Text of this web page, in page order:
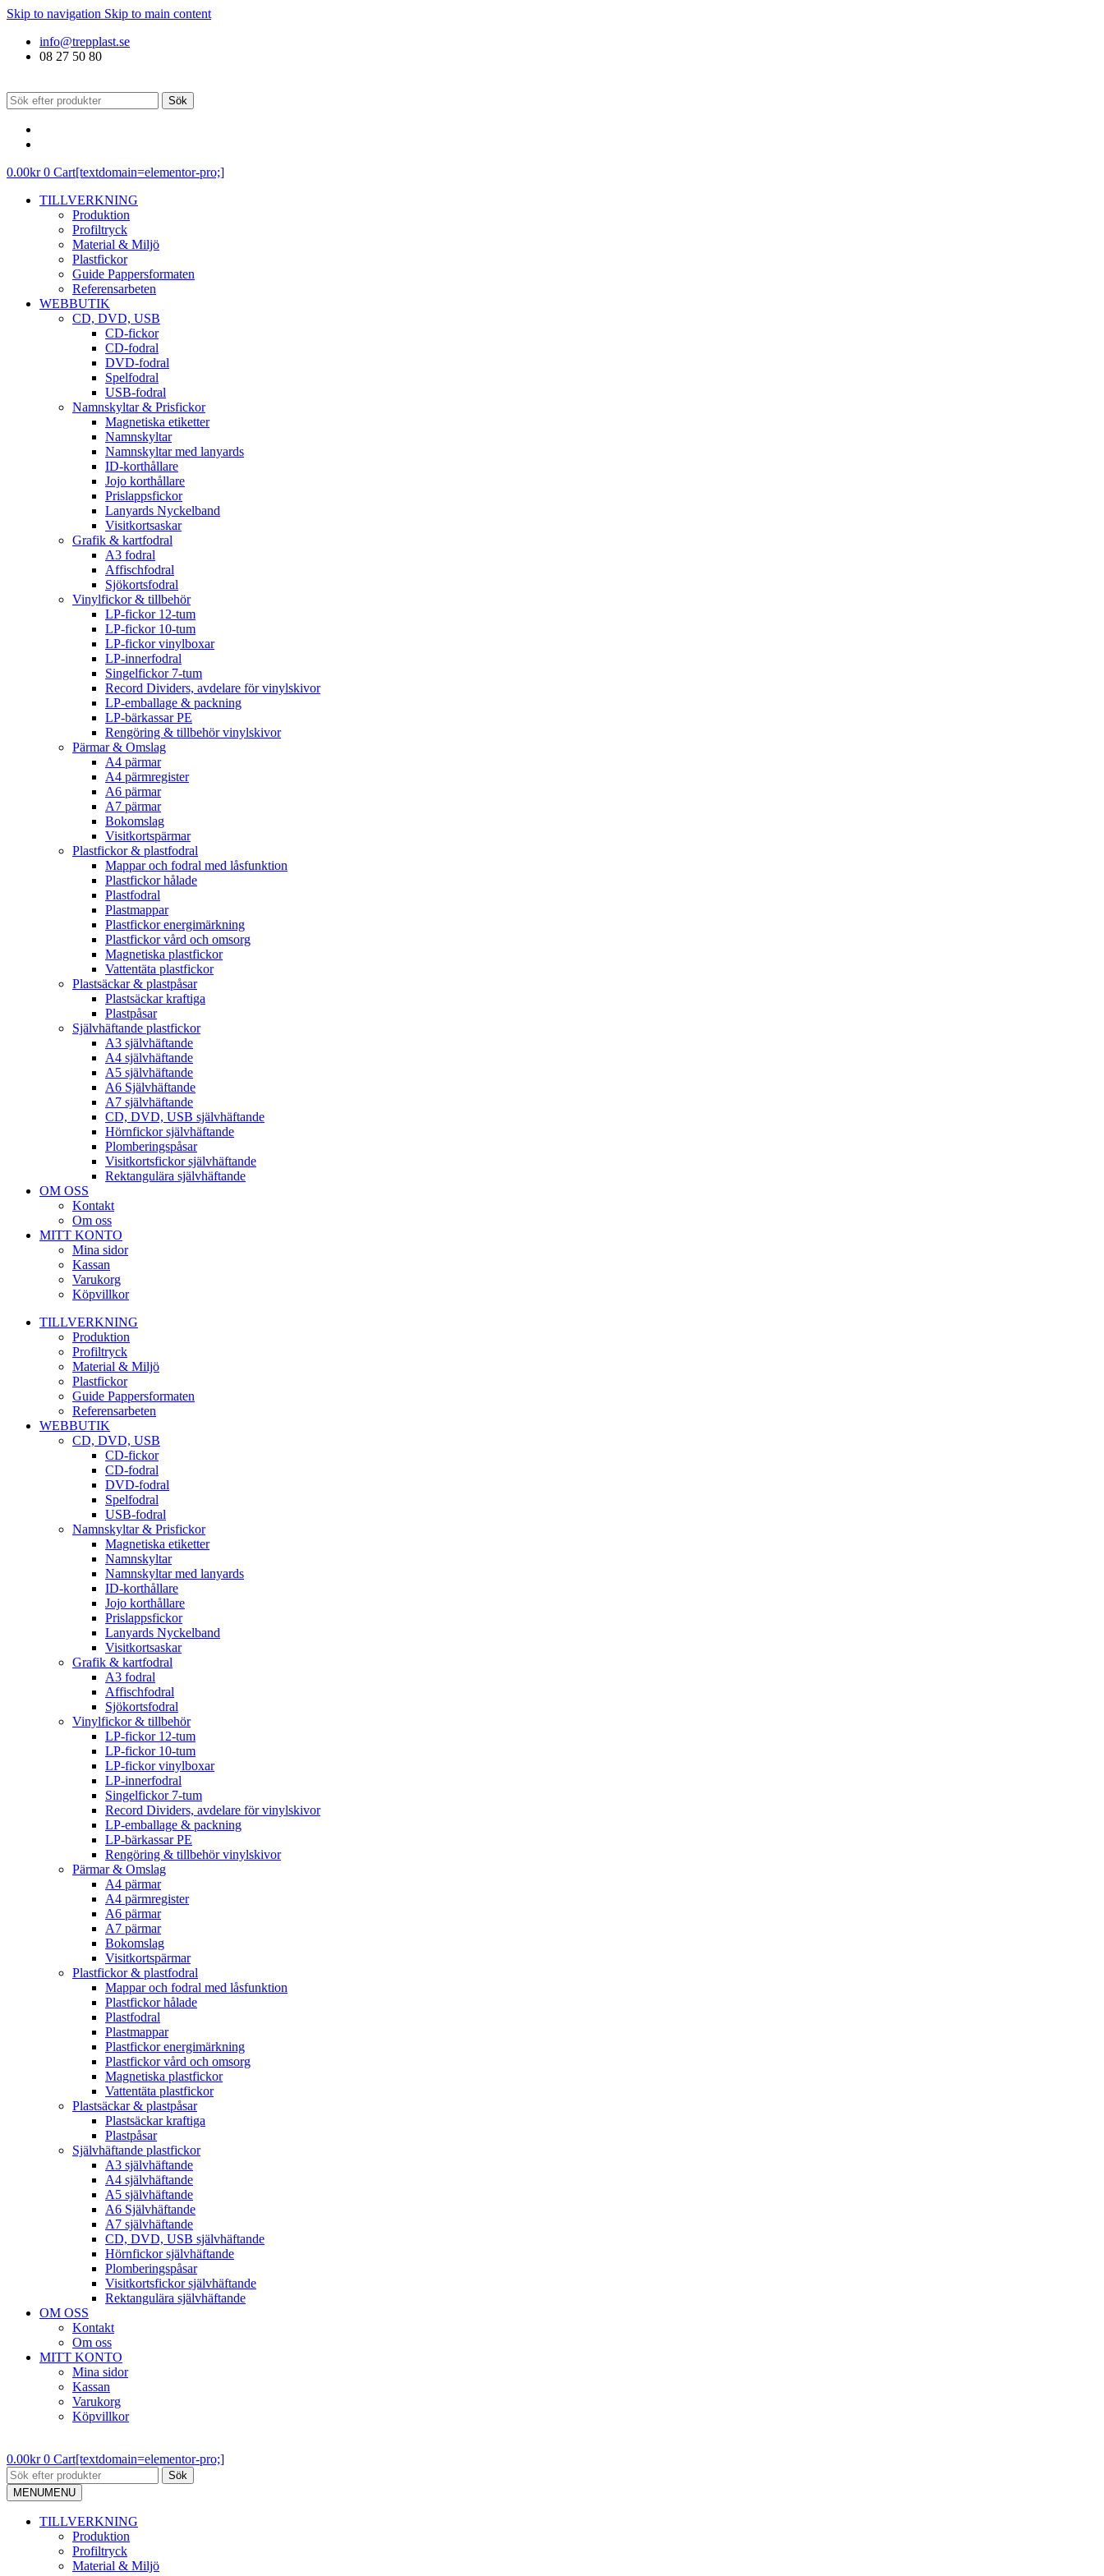
Skip to navigation Skip to main content
info@trepplast.se
08 27 50 80
Sök
0.00kr 0 Cart[textdomain=elementor-pro;]
TILLVERKNING
Produktion
Profiltryck
Material & Miljö
Plastfickor
Guide Pappersformaten
Referensarbeten
WEBBUTIK
CD, DVD, USB
CD-fickor
CD-fodral
DVD-fodral
Spelfodral
USB-fodral
Namnskyltar & Prisfickor
Magnetiska etiketter
Namnskyltar
Namnskyltar med lanyards
ID-korthållare
Jojo korthållare
Prislappsfickor
Lanyards Nyckelband
Visitkortsaskar
Grafik & kartfodral
A3 fodral
Affischfodral
Sjökortsfodral
Vinylfickor & tillbehör
LP-fickor 12-tum
LP-fickor 10-tum
LP-fickor vinylboxar
LP-innerfodral
Singelfickor 7-tum
Record Dividers, avdelare för vinylskivor
LP-emballage & packning
LP-bärkassar PE
Rengöring & tillbehör vinylskivor
Pärmar & Omslag
A4 pärmar
A4 pärmregister
A6 pärmar
A7 pärmar
Bokomslag
Visitkortspärmar
Plastfickor & plastfodral
Mappar och fodral med låsfunktion
Plastfickor hålade
Plastfodral
Plastmappar
Plastfickor energimärkning
Plastfickor vård och omsorg
Magnetiska plastfickor
Vattentäta plastfickor
Plastsäckar & plastpåsar
Plastsäckar kraftiga
Plastpåsar
Självhäftande plastfickor
A3 självhäftande
A4 självhäftande
A5 självhäftande
A6 Självhäftande
A7 självhäftande
CD, DVD, USB självhäftande
Hörnfickor självhäftande
Plomberingspåsar
Visitkortsfickor självhäftande
Rektangulära självhäftande
OM OSS
Kontakt
Om oss
MITT KONTO
Mina sidor
Kassan
Varukorg
Köpvillkor
TILLVERKNING
Produktion
Profiltryck
Material & Miljö
Plastfickor
Guide Pappersformaten
Referensarbeten
WEBBUTIK
CD, DVD, USB
CD-fickor
CD-fodral
DVD-fodral
Spelfodral
USB-fodral
Namnskyltar & Prisfickor
Magnetiska etiketter
Namnskyltar
Namnskyltar med lanyards
ID-korthållare
Jojo korthållare
Prislappsfickor
Lanyards Nyckelband
Visitkortsaskar
Grafik & kartfodral
A3 fodral
Affischfodral
Sjökortsfodral
Vinylfickor & tillbehör
LP-fickor 12-tum
LP-fickor 10-tum
LP-fickor vinylboxar
LP-innerfodral
Singelfickor 7-tum
Record Dividers, avdelare för vinylskivor
LP-emballage & packning
LP-bärkassar PE
Rengöring & tillbehör vinylskivor
Pärmar & Omslag
A4 pärmar
A4 pärmregister
A6 pärmar
A7 pärmar
Bokomslag
Visitkortspärmar
Plastfickor & plastfodral
Mappar och fodral med låsfunktion
Plastfickor hålade
Plastfodral
Plastmappar
Plastfickor energimärkning
Plastfickor vård och omsorg
Magnetiska plastfickor
Vattentäta plastfickor
Plastsäckar & plastpåsar
Plastsäckar kraftiga
Plastpåsar
Självhäftande plastfickor
A3 självhäftande
A4 självhäftande
A5 självhäftande
A6 Självhäftande
A7 självhäftande
CD, DVD, USB självhäftande
Hörnfickor självhäftande
Plomberingspåsar
Visitkortsfickor självhäftande
Rektangulära självhäftande
OM OSS
Kontakt
Om oss
MITT KONTO
Mina sidor
Kassan
Varukorg
Köpvillkor
0.00kr 0 Cart[textdomain=elementor-pro;]
Sök
MENUMENU
TILLVERKNING
Produktion
Profiltryck
Material & Miljö